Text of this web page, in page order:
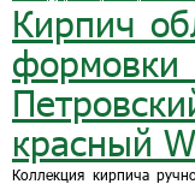
Кирпич
красный
Коллекция кирпича